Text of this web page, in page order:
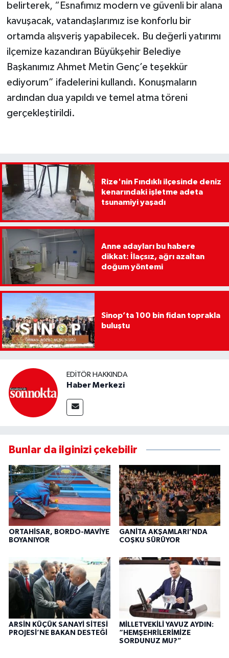
belirterek, “Esnafımız modern ve güvenli bir alana
kavuşacak, vatandaşlarımız ise konforlu bir
ortamda alışveriş yapabilecek. Bu değerli yatırımı
ilçemize kazandıran Büyükşehir Belediye
Başkanımız Ahmet Metin Genç’e teşekkür
ediyorum” ifadelerini kullandı. Konuşmaların
ardından dua yapıldı ve temel atma töreni
gerçekleştirildi.
Rize'nin Fındıklı ilçesinde deniz
kenarındaki işletme adeta
tsunamiyi yaşadı
Anne adayları bu habere
dikkat: İlaçsız, ağrı azaltan
doğum yöntemi
Sinop’ta 100 bin fidan toprakla
buluştu
EDITÖR HAKKINDA
Haber Merkezi
Bunlar da ilginizi çekebilir
ORTAHİSAR, BORDO-MAVİYE
BOYANIYOR
GANİTA AKŞAMLARI’NDA
COŞKU SÜRÜYOR
ARSİN KÜÇÜK SANAYİ SİTESİ
PROJESİ’NE BAKAN DESTEĞİ
MİLLETVEKİLİ YAVUZ AYDIN:
“HEMŞEHRİLERİMİZE
SORDUNUZ MU?”